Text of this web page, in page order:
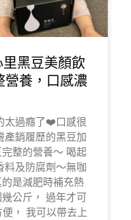
黑豆美顏飲
營養，口感濃
太過癮了❤️口感很
產銷履歷的黑豆加
整的營養～ 喝起
料及防腐劑～無咖
是減肥時補充熱
公斤， 過年才可
， 我可以帶去上